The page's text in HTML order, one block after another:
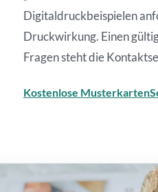
Digitaldruckbeispielen
Druckwirkung. Einen
Fragen steht die
Kostenlose Musterkarten